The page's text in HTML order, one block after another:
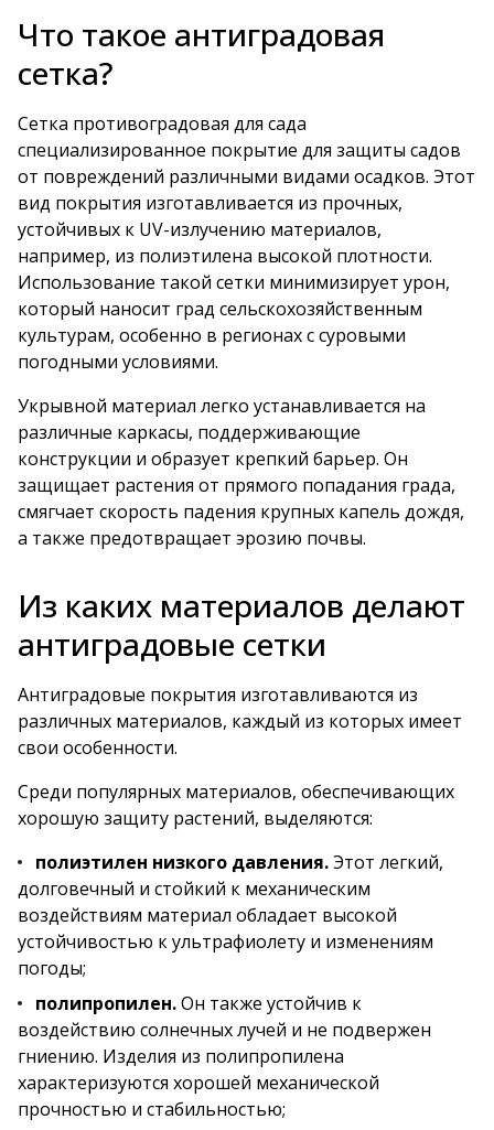
Что такое антиградовая
сетка?
Сетка противоградовая для сада
специализированное покрытие для защиты садов
от повреждений различными видами осадков. Этот
вид покрытия изготавливается из прочных,
устойчивых к UV-излучению материалов,
например, из полиэтилена высокой плотности.
Использование такой сетки минимизирует урон,
который наносит град сельскохозяйственным
культурам, особенно в регионах с суровыми
погодными условиями.
Укрывной материал легко устанавливается на
различные каркасы, поддерживающие
конструкции и образует крепкий барьер. Он
защищает растения от прямого попадания града,
смягчает скорость падения крупных капель дождя,
а также предотвращает эрозию почвы.
Из каких материалов делают
антиградовые сетки
Антиградовые покрытия изготавливаются из
различных материалов, каждый из которых имеет
свои особенности.
Среди популярных материалов, обеспечивающих
хорошую защиту растений, выделяются:
полиэтилен низкого давления.Этот легкий,
долговечный и стойкий к механическим
воздействиям материал обладает высокой
устойчивостью к ультрафиолету и изменениям
погоды;
полипропилен.Он также устойчив к
воздействию солнечных лучей и не подвержен
гниению. Изделия из полипропилена
характеризуются хорошей механической
прочностью и стабильностью;